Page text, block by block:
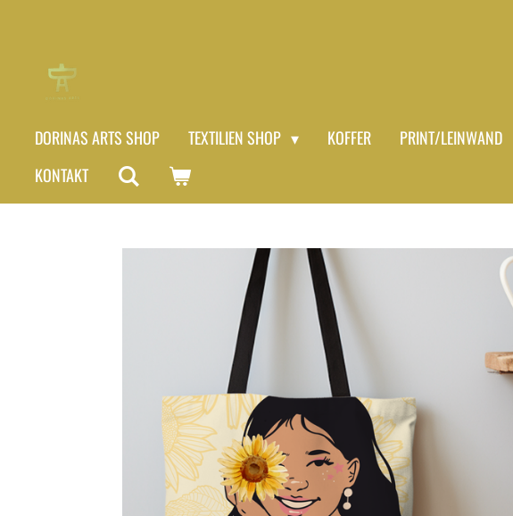
springen
DORINAS ARTS SHOP TEXTILIEN SHOP KOFFER PRINT/LEINWAND
KONTAKT